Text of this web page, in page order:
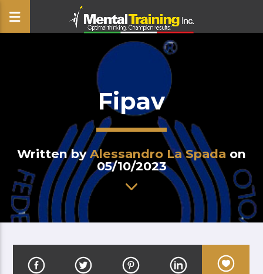
Fipav
Written byAlessandro La Spada on
05/10/2023